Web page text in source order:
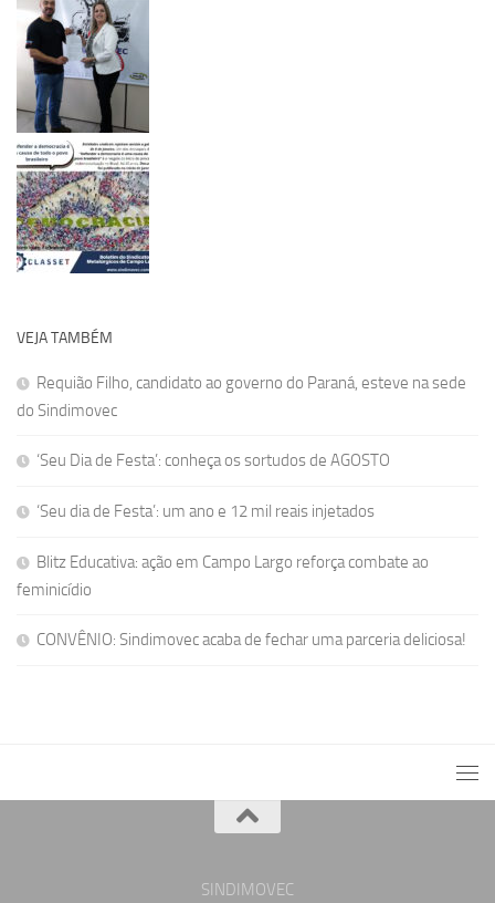
VEJA TAMBÉM
Requião Filho, candidato ao governo do Paraná, esteve na sede
do Sindimovec
‘Seu Dia de Festa’: conheça os sortudos de AGOSTO
‘Seu dia de Festa’: um ano e 12 mil reais injetados
Blitz Educativa: ação em Campo Largo reforça combate ao
feminicídio
CONVÊNIO: Sindimovec acaba de fechar uma parceria deliciosa!
SINDIMOVEC